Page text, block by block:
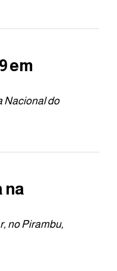
em
Nacional do
na
no Pirambu,